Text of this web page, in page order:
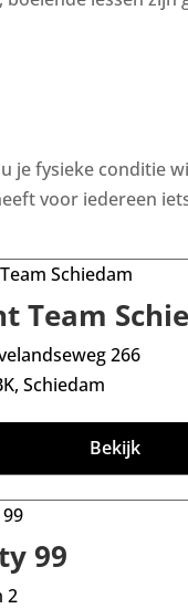
je fysieke conditie
voor iedereen
Team
266
Schiedam
Bekijk
99
2